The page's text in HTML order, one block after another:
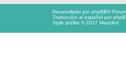
Desarrollado porphpBB®
Traducción al español por
Style proflat © 2017 Mazeltof